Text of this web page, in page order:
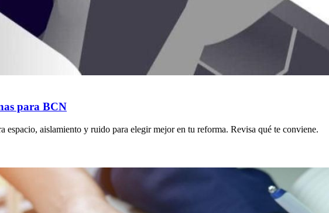
para BCN
espacio, aislamiento y ruido para elegir mejor en tu reforma. Revisa qué te conviene.